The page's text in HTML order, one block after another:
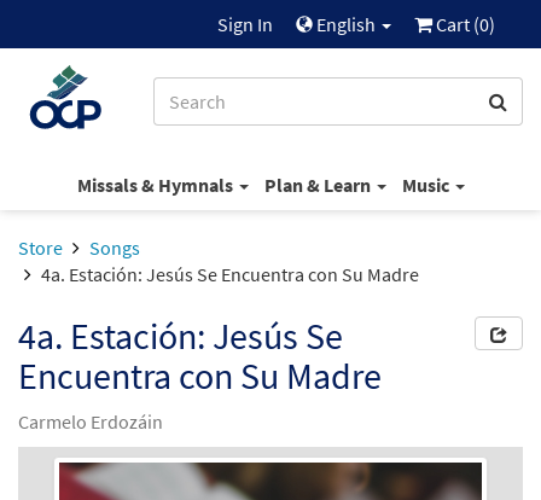
Sign In English Cart (0)
Missals & Hymnals Plan & Learn Music
Store
Songs
4a. Estación: Jesús Se Encuentra con Su Madre
4a. Estación: Jesús Se
Encuentra con Su Madre
Carmelo Erdozáin